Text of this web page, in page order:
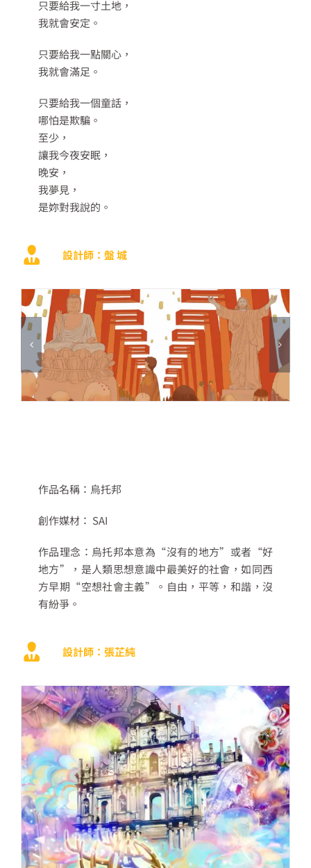
只要給我一寸土地，
我就會安定。
只要給我一點關心，
我就會滿足。
只要給我一個童話，
哪怕是欺騙。
至少，
讓我今夜安眠，
晚安，
我夢見，
是妳對我說的。
設計師：盤 城
作品名稱：烏托邦
創作媒材： SAI
作品理念：烏托邦本意為“沒有的地方”或者“好
地方”，是人類思想意識中最美好的社會，如同西
方早期“空想社會主義”。自由，平等，和諧，沒
有紛爭。
設計師：張芷純